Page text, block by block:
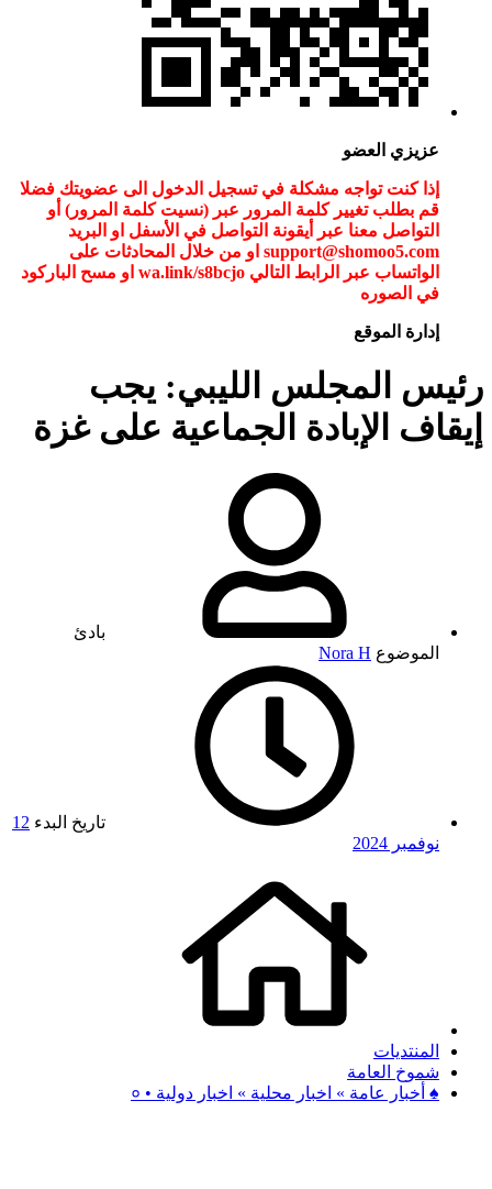
عزيزي العضو
إذا كنت تواجه مشكلة في تسجيل الدخول الى عضويتك فضلا
قم بطلب تغيير كلمة المرور عبر (نسيت كلمة المرور) أو
التواصل معنا عبر أيقونة التواصل في الأسفل او البريد
support@shomoo5.com او من خلال المحادثات على
الواتساب عبر الرابط التالي wa.link/s8bcjo او مسح الباركود
في الصوره
إدارة الموقع
رئيس المجلس الليبي: يجب
إيقاف الإبادة الجماعية على غزة
بادئ
الموضوع Nora H
تاريخ البدء 12
نوفمبر 2024
المنتديات
شموخ العامة
♠ أخبار عامة » اخبار محلية » اخبار دولية • ०